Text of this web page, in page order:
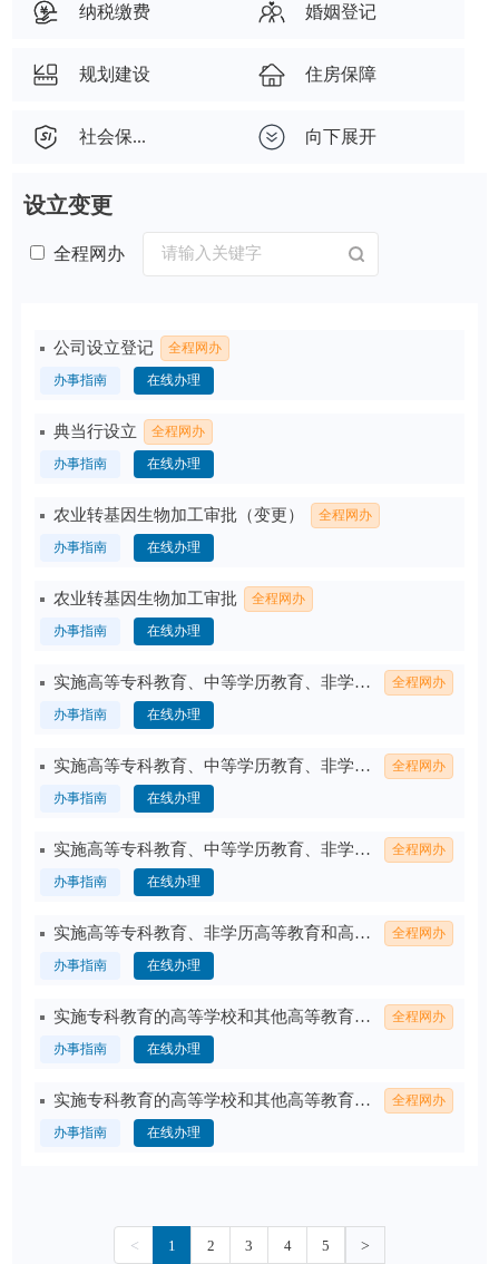
纳税缴费 婚姻登记
规划建设 住房保障
社会保... 向下展开
设立变更
全程网办